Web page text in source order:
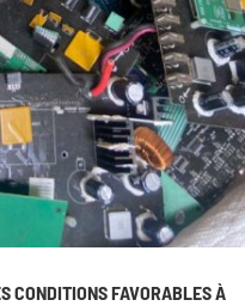
CONDITIONS FAVORABLES À